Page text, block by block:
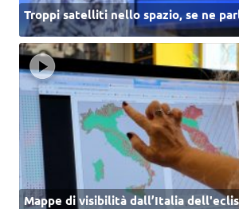
Troppi satelliti nello spazio, se ne
Mappe di visibilità dall’Italia